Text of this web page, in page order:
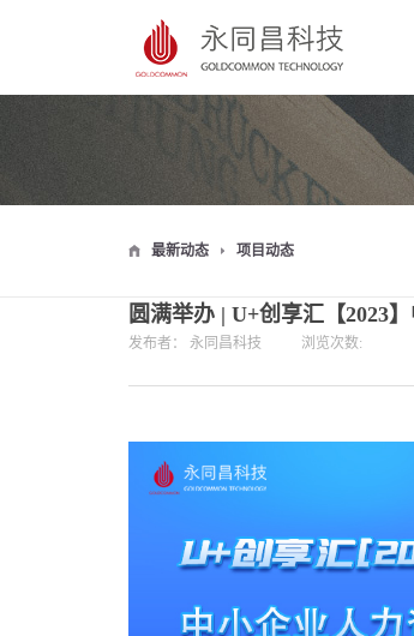
最新动态 项目动态
圆满举办 | U+创享汇【2023
发布者： 永同昌科技 浏览次数: